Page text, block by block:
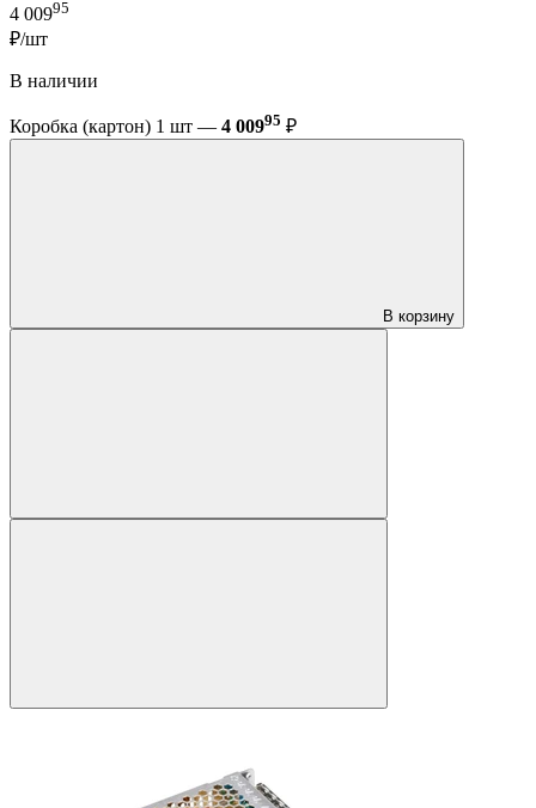
4 00995
₽/шт
В наличии
Коробка (картон) 1 шт — 4 00995 ₽
В корзину